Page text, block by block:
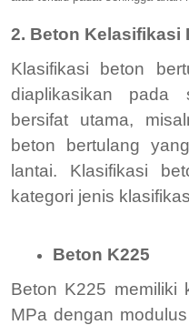
2. Beton Kelasifikasi
Klasifikasi beton
diaplikasikan pada
bersifat utama,
beton bertulang
lantai. Klasifikasi
kategori jenis
Beton K225
Beton K225 memiliki
MPa dengan